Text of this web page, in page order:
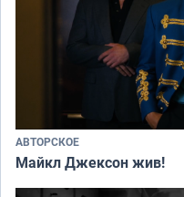
АВТОРСКОЕ
Майкл Джексон жив!